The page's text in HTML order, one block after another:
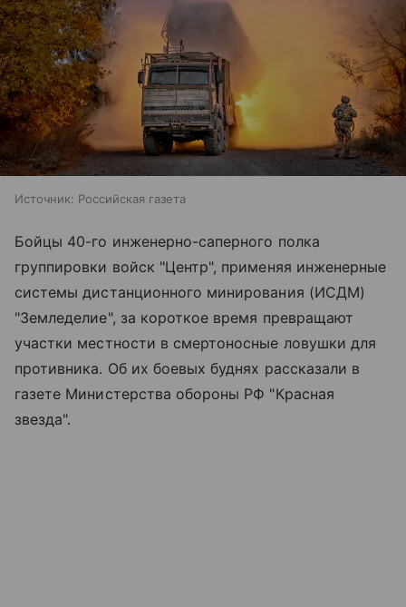
Источник: Российская газета
Бойцы 40-го инженерно-саперного полка
группировки войск "Центр", применяя инженерные
системы дистанционного минирования (ИСДМ)
"Земледелие", за короткое время превращают
участки местности в смертоносные ловушки для
противника. Об их боевых буднях рассказали в
газете Министерства обороны РФ "Красная
звезда".